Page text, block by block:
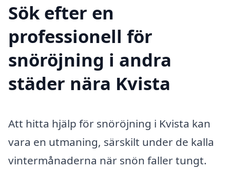
Sök efter en
professionell för
snöröjning i andra
städer nära Kvista
Att hitta hjälp för snöröjning i Kvista kan
vara en utmaning, särskilt under de kalla
vintermånaderna när snön faller tungt.